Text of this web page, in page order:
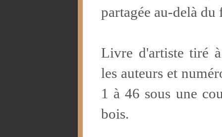
partagée au-delà du
Livre d'artiste tiré
les auteurs et
1 à 46 sous une
bois.